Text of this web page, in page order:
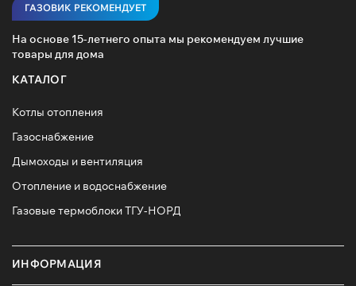
ГАЗОВИК РЕКОМЕНДУЕТ
На основе 15-летнего опыта мы рекомендуем лучшие
товары для дома
КАТАЛОГ
Котлы отопления
Газоснабжение
Дымоходы и вентиляция
Отопление и водоснабжение
Газовые термоблоки ТГУ-НОРД
ИНФОРМАЦИЯ